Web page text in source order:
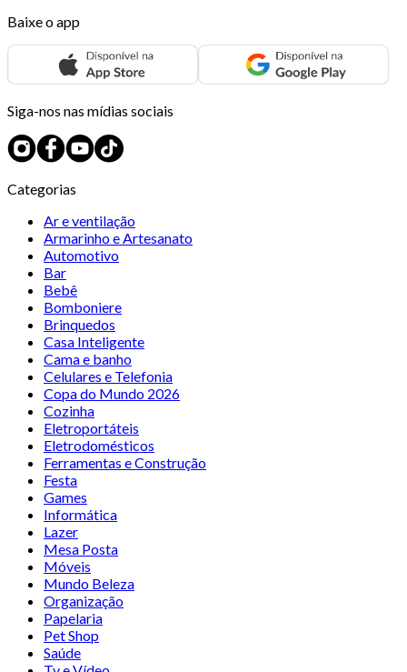
Baixe o app
Siga-nos nas mídias sociais
Categorias
Ar e ventilação
Armarinho e Artesanato
Automotivo
Bar
Bebê
Bomboniere
Brinquedos
Casa Inteligente
Cama e banho
Celulares e Telefonia
Copa do Mundo 2026
Cozinha
Eletroportáteis
Eletrodomésticos
Ferramentas e Construção
Festa
Games
Informática
Lazer
Mesa Posta
Móveis
Mundo Beleza
Organização
Papelaria
Pet Shop
Saúde